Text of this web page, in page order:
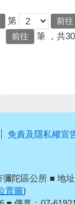
第
筆 ，共
免責及隱私權宣
陀區公所 ■ 地
置圖)